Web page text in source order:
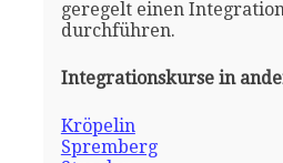
geregelt einen
durchführen.
Integrationskurse in
Kröpelin
Spremberg